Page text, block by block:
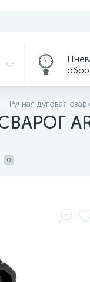
Ручная дуговая
0